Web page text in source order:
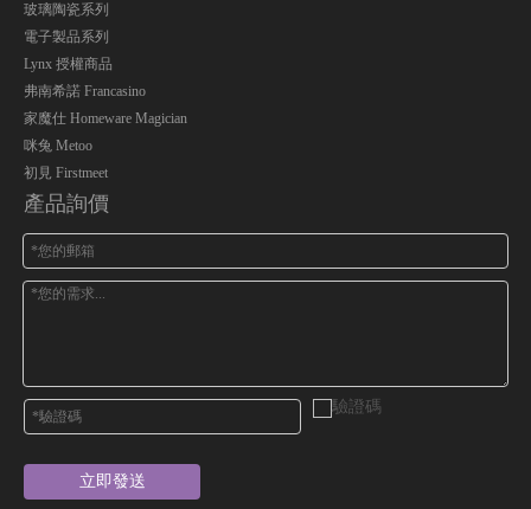
玻璃陶瓷系列
電子製品系列
Lynx 授權商品
弗南希諾 Francasino
家魔仕 Homeware Magician
咪兔 Metoo
初見 Firstmeet
產品詢價
立即發送